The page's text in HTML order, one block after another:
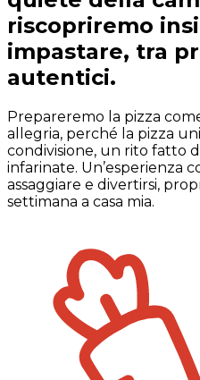
riscopriremo
impastare, tra
autentici.
Prepareremo la pizza
allegria, perché la pizza
condivisione, un rito fatto
infarinate. Un’esperienza
assaggiare e divertirsi,
settimana a casa mia.